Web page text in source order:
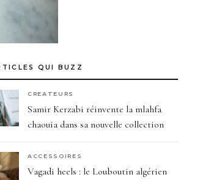
QUI BUZZ
CREATEURS
Samir Kerzabi réinvente la mlahfa
chaouia dans sa nouvelle collection
ACCESSOIRES
Vagadi heels : le Louboutin algérien